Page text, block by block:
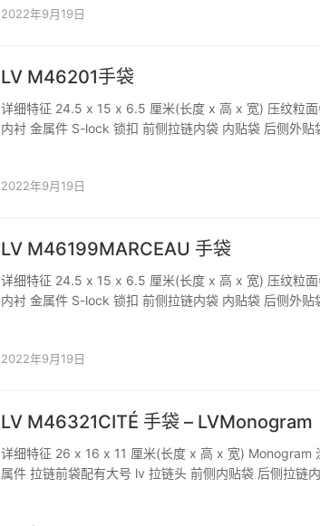
2022年9月19日
LV M46201手袋
详细特征 24.5 x 15 x 6.5 厘米(长度 x 高 x 宽) 压纹粒
内衬 金属件 S-lock 锁扣 前侧拉链内袋 内贴袋 后侧外贴
2022年9月19日
LV M46199MARCEAU 手袋
详细特征 24.5 x 15 x 6.5 厘米(长度 x 高 x 宽) 压纹粒
内衬 金属件 S-lock 锁扣 前侧拉链内袋 内贴袋 后侧外贴
2022年9月19日
LV M46321CITÉ 手袋 – LVMonogram
详细特征 26 x 16 x 11 厘米(长度 x 高 x 宽) Monogram
属件 拉链前袋配有大号 lv 拉链头 前侧内贴袋 后侧拉链